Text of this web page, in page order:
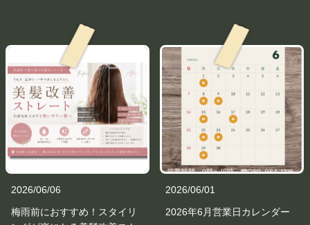
2026/06/06
梅雨前におすすめ！スタイリ
2026/06/01
2026年6月営業日カレンダー